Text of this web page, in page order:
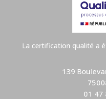
La certification qualité a
139
01 47